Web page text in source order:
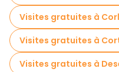
Visites gratuites à
Visites gratuites à
Visites gratuites à